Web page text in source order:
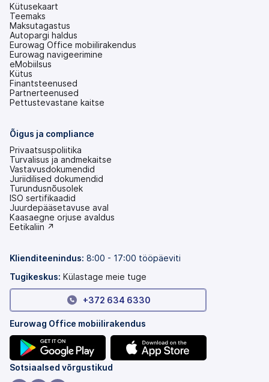
Kütusekaart
Teemaks
Maksutagastus
Autopargi haldus
Eurowag Office mobiilirakendus
Eurowag navigeerimine
eMobiilsus
Kütus
Finantsteenused
Partnerteenused
Pettustevastane kaitse
Õigus ja compliance
Privaatsuspoliitika
Turvalisus ja andmekaitse
Vastavusdokumendid
Juriidilised dokumendid
Turundusnõusolek
ISO sertifikaadid
Juurdepääsetavuse aval
(avaneb
uuel
Kaasaegne orjuse avaldus
(avaneb
Eetikaliin ↗
Klienditeenindus: 8:00 - 17:00 tööpäeviti
Tugikeskus: Külastage meie tuge
+372 634 6330
Eurowag Office mobiilirakendus
(avaneb
(avaneb
Sotsiaalsed võrgustikud